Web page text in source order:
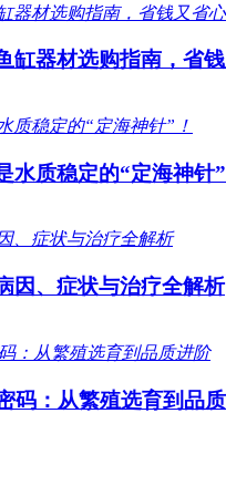
缸器材选购指南，省
水质稳定的“定海神针”
因、症状与治疗全解析
码：从繁殖选育到品